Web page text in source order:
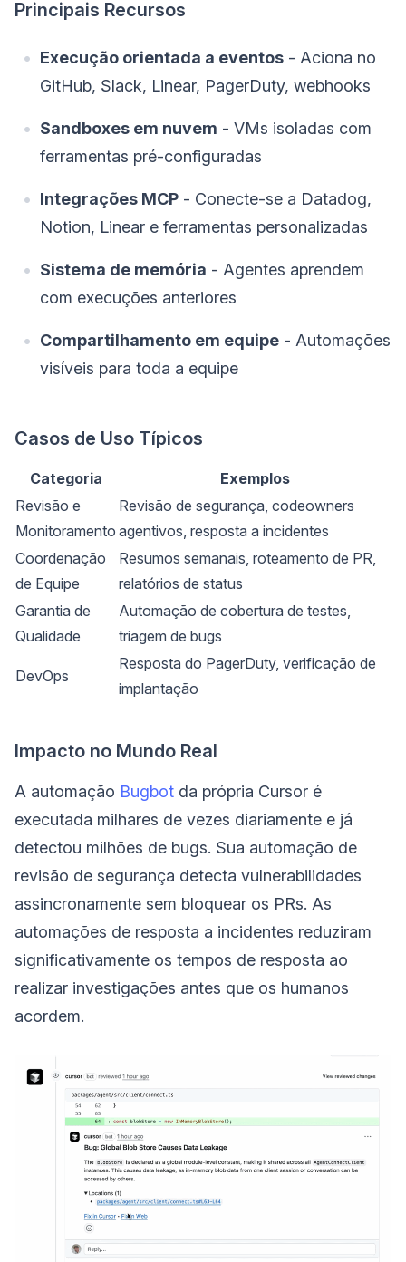
Principais Recursos
Execução orientada a eventos - Aciona no
GitHub, Slack, Linear, PagerDuty, webhooks
Sandboxes em nuvem - VMs isoladas com
ferramentas pré-configuradas
Integrações MCP - Conecte-se a Datadog,
Notion, Linear e ferramentas personalizadas
Sistema de memória - Agentes aprendem
com execuções anteriores
Compartilhamento em equipe - Automações
visíveis para toda a equipe
Casos de Uso Típicos
Categoria
Exemplos
Revisão e
Monitoramento
Revisão de segurança, codeowners
agentivos, resposta a incidentes
Coordenação
de Equipe
Resumos semanais, roteamento de PR,
relatórios de status
Garantia de
Qualidade
Automação de cobertura de testes,
triagem de bugs
DevOps
Resposta do PagerDuty, verificação de
implantação
Impacto no Mundo Real
A automação Bugbot da própria Cursor é
executada milhares de vezes diariamente e já
detectou milhões de bugs. Sua automação de
revisão de segurança detecta vulnerabilidades
assincronamente sem bloquear os PRs. As
automações de resposta a incidentes reduziram
significativamente os tempos de resposta ao
realizar investigações antes que os humanos
acordem.